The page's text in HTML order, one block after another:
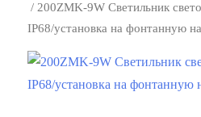
/ 200ZMK-9W Светильник
IP68/установка на фонтанную